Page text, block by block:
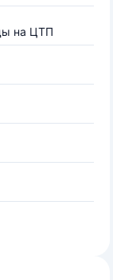
на ЦТП